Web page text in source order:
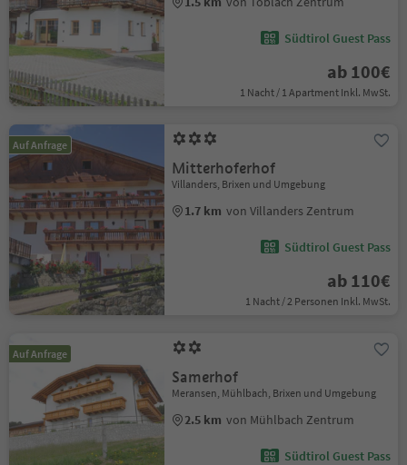
Südtirol Guest Pass
ab 100€
1 Nacht / 1 Apartment Inkl. MwSt.
Auf Anfrage
Mitterhoferhof
Villanders, Brixen und Umgebung
1.7 km von Villanders Zentrum
Südtirol Guest Pass
ab 110€
1 Nacht / 2 Personen Inkl. MwSt.
Auf Anfrage
Samerhof
Meransen, Mühlbach, Brixen und Umgebung
2.5 km von Mühlbach Zentrum
Südtirol Guest Pass